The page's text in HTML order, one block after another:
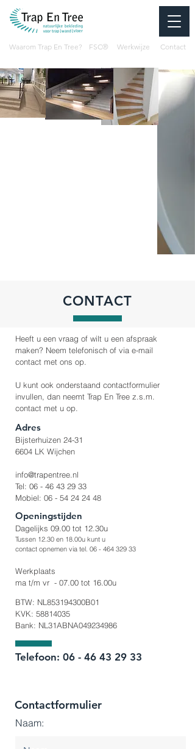
Waarom Trap En Tree? FSC® Werkwijze Contact
CONTACT
Heeft u een vraag of wilt u een afspraak
maken? Neem telefonisch of via e-mail
contact met ons op.
U kunt ook onderstaand contactformulier
invullen, dan neemt Trap En Tree z.s.m.
contact met u op.
Adres
Bijsterhuizen 24-31
6604 LK Wijchen
info@trapentree.nl
Tel: 06 - 46 43 29 33
Mobiel: 06 - 54 24 24 48
Openingstijden
Dagelijks 09.00 tot 12.30u
Tussen 12.30 en 18.00u kunt u
contact opnemen via tel. 06 - 464 329 33
Werkplaats
ma t/m vr - 07.00 tot 16.00u
BTW: NL853194300B01
KVK: 58814035
Bank: NL31ABNA049234986
Telefoon: 06 - 46 43 29 33
Contactformulier
Naam: